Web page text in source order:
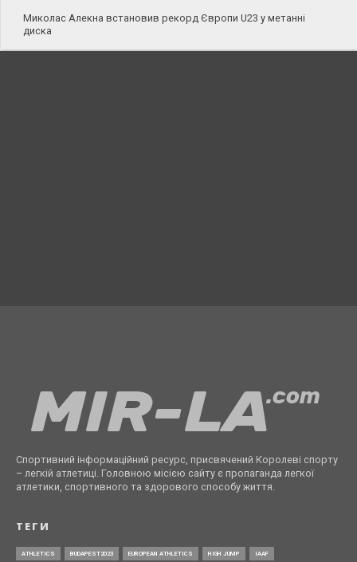
Миколас Алекна встановив рекорд Європи U23 у метанні
диска
Спортивний інформаційний ресурс, присвячений Королеві спорту
– легкій атлетиці. Головною місією сайту є пропаганда легкої
атлетики, спортивного та здорового способу життя.
ТЕГИ
ATHLETICS BUDAPEST2023 EUROPEAN ATHLETICS HIGH JUMP IAAF